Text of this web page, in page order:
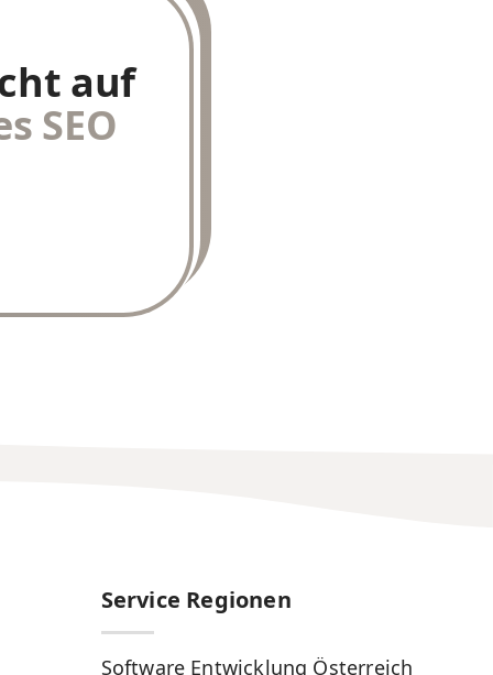
auf
SEO
Service Regionen
Software Entwicklung Österreich